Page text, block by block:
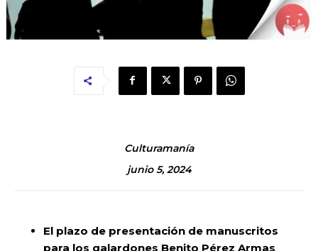
Culturamanía
junio 5, 2024
El plazo de presentación de manuscritos
para los galardones Benito Pérez Armas